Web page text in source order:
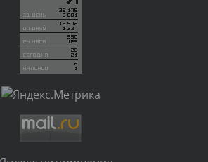
проверяется
будет виден после проверки
будет виден после проверки